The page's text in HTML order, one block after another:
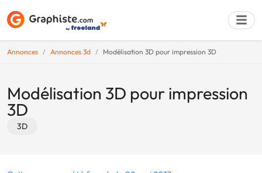
Annonces Annonces 3d Modélisation 3D pour impression 3D
Modélisation 3D pour impression
3D
3D